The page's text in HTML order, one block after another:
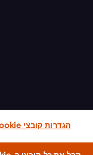
הגדרות קובצי Cookie